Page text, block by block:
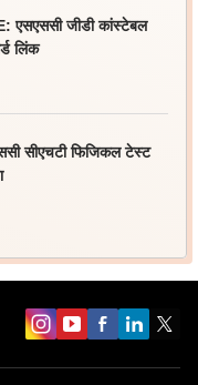
जीडी कांस्टेबल
लिंक
सीएचटी फिजिकल टेस्ट